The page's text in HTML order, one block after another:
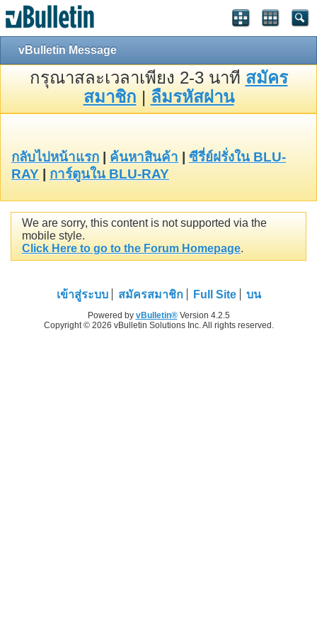
vBulletin Message
กรุณาสละเวลาเพียง 2-3 นาที สมัคร
สมาชิก | ลืมรหัสผ่าน
กลับไปหน้าแรก ค้นหาสินค้า
ซีรี่ย์ฝรั่งใน BLU-
RAY
การ์ตูนใน BLU-RAY
We are sorry, this content is not supported via the
mobile style.
Click Here to go to the Forum Homepage.
เข้าสู่ระบบ สมัครสมาชิก Full Site บน
Powered by vBulletin®Version 4.2.5
Copyright © 2026 vBulletin Solutions Inc. All rights reserved.